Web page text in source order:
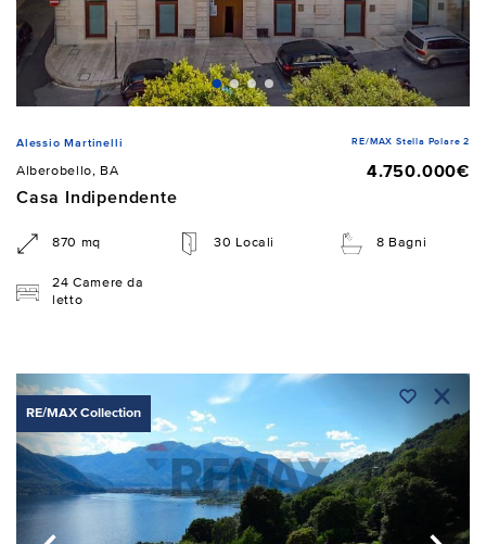
Alessio Martinelli RE/MAX Stella Polare 2
Alberobello, BA
4.750.000€
Casa Indipendente
870 mq 30 Locali 8 Bagni
24 Camere da
letto
RE/MAX Collection